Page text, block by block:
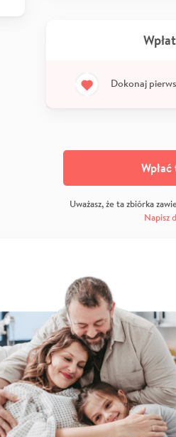
Dokonaj
Uważasz, że ta zbiórka
Napisz